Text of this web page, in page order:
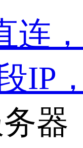
连
IP
器